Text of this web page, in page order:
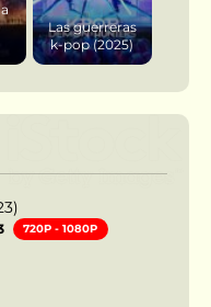
Las guerreras
k-pop (2025)
720P - 1080P